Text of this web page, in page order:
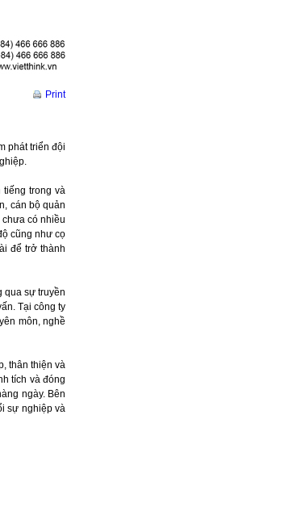
phát triển đội
trong và
cán bộ quản
có nhiều
cũng như cọ
để trở thành
qua sự truyền
Tại công ty
môn, nghề
thân thiện và
tích và đóng
ngày. Bên
sự nghiệp và
Print